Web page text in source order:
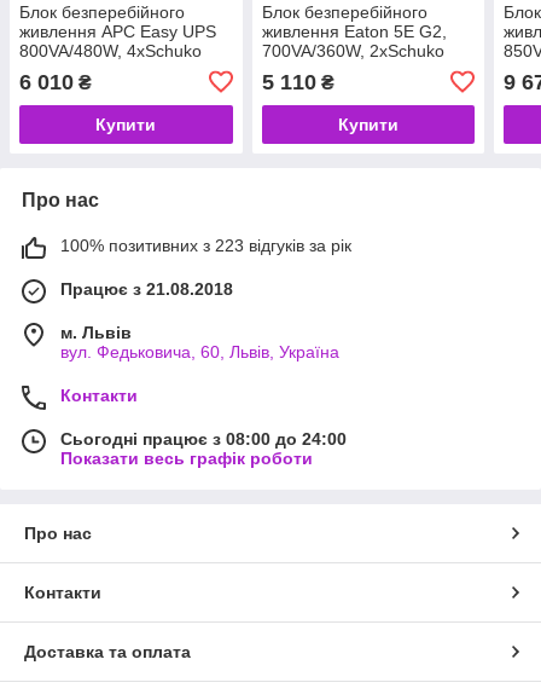
Блок безперебійного
живлення APC Easy UPS
800VA/480W, 4xSchuko
(BV800I-GR) (код 119703)
6 010 ₴
Купити
Блок безперебійного
живлення Eaton 5E G2,
700VA/360W, 2xSchuko
5 110₴
Купити
9
Про нас
100% позитивних з 223 відгуків за рік
Працює з 21.08.2018
м. Львів
вул. Федьковича, 60, Львів, Україна
Контакти
Сьогодні працює з 08:00 до 24:00
Показати весь графік роботи
Про нас
Контакти
Доставка та оплата